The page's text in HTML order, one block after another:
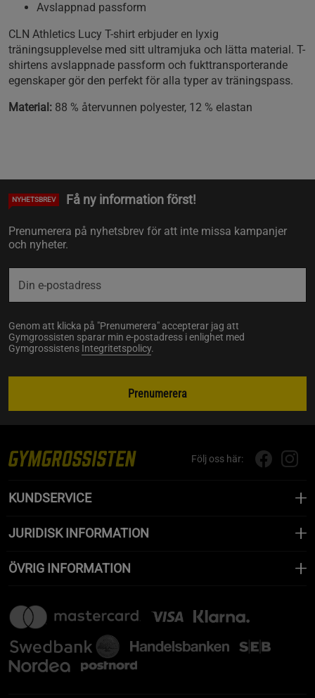
Avslappnad passform
CLN Athletics Lucy T-shirt erbjuder en lyxig
träningsupplevelse med sitt ultramjuka och lätta material. T-
shirtens avslappnade passform och fukttransporterande
egenskaper gör den perfekt för alla typer av träningspass.
Material: 88 % återvunnen polyester, 12 % elastan
NYHETSBREV Få ny information först!
Prenumerera på nyhetsbrev för att inte missa kampanjer
och nyheter.
Genom att klicka på "Prenumerera" accepterar jag att
Gymgrossisten sparar min e-postadress i enlighet med
Gymgrossistens Integritetspolicy.
Prenumerera
Följ oss här:
KUNDSERVICE
JURIDISK INFORMATION
ÖVRIG INFORMATION